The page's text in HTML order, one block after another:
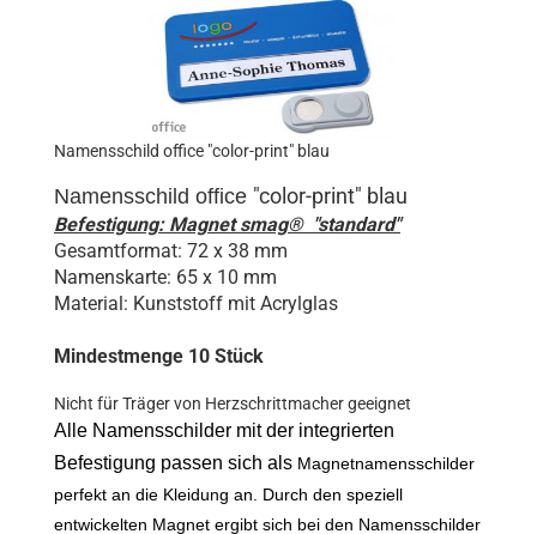
Namensschild office "color-print" blau
Namensschild office "color-print" blau
Befestigung: Magnet smag® "standard"
Gesamtformat: 72 x 38 mm
Namenskarte: 65 x 10 mm
Material: Kunststoff mit Acrylglas
Mindestmenge 10 Stück
Nicht für Träger von Herzschrittmacher geeignet
Alle Namensschilder mit der integrierten
Befestigung passen sich als Magnetnamensschilder
perfekt an die Kleidung an. Durch den speziell
entwickelten Magnet ergibt sich bei den Namensschilder